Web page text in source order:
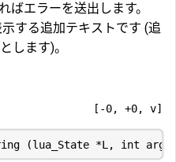
ばエラーを送出します。
する追加テキストです (追
とします)。
[-0, +0, v]